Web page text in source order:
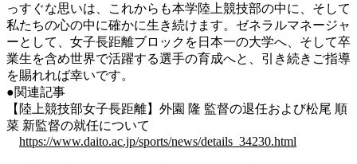
っすぐな思いは、これからも本学陸上競技部の中に、そして
私たちの心の中に確かに生き続けます。ゼネラルマネージャ
ーとして、女子長距離ブロックを日本一の大学へ、そして卒
業生を含め世界で活躍する選手の育成へと、引き続きご指導
を賜れれば幸いです。
●関連記事
【陸上競技部女子長距離】外園 隆 監督の退任および松尾 順
菜 新監督の就任について
https://www.daito.ac.jp/sports/news/details_34230.html